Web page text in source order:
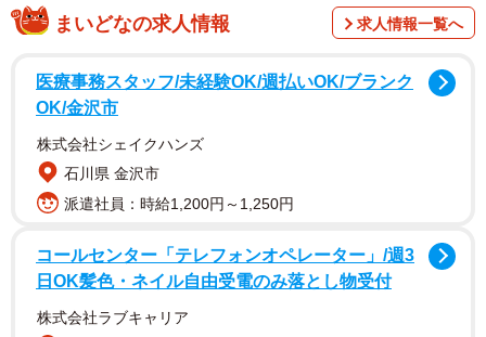
＊注意喚起ではなくお願いです＊
私に限らず作家さんからハンドメイド作品を購入して下さ
る方にお願いです！！
まいどなの求人情報 求人情報一覧へ
医療事務スタッフ/未経験OK/週払いOK/ブランク
OK/金沢市
株式会社シェイクハンズ
石川県 金沢市
派遣社員：時給1,200円～1,250円
コールセンター「テレフォンオペレーター」/週3
日OK髪色・ネイル自由受電のみ落とし物受付
株式会社ラブキャリア